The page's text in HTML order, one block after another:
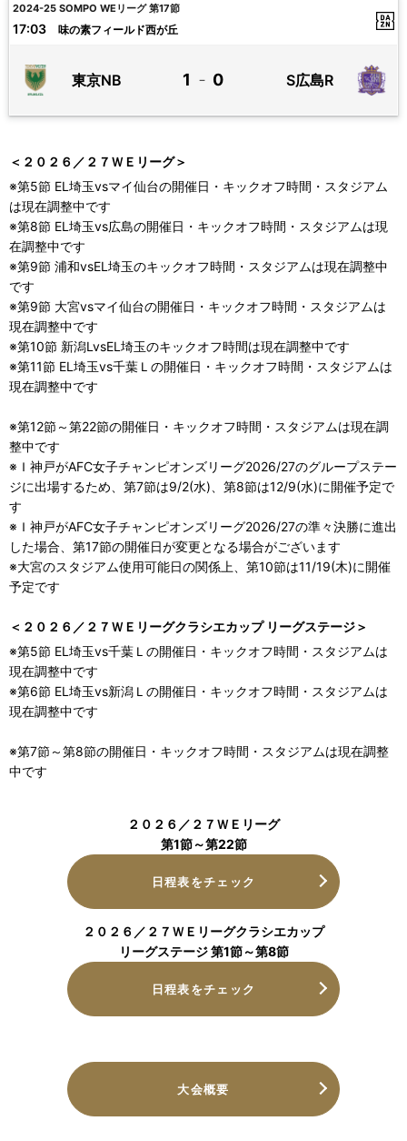
2024-25 SOMPO WEリーグ 第17節
17:03 味の素フィールド西が丘
東京NB 1 － 0 S広島R
＜２０２６／２７ＷＥリーグ＞
※第5節 EL埼玉vsマイ仙台の開催日・キックオフ時間・スタジアム
は現在調整中です
※第8節 EL埼玉vs広島の開催日・キックオフ時間・スタジアムは現
在調整中です
※第9節 浦和vsEL埼玉のキックオフ時間・スタジアムは現在調整中
です
※第9節 大宮vsマイ仙台の開催日・キックオフ時間・スタジアムは
現在調整中です
※第10節 新潟LvsEL埼玉のキックオフ時間は現在調整中です
※第11節 EL埼玉vs千葉Ｌの開催日・キックオフ時間・スタジアムは
現在調整中です
※第12節～第22節の開催日・キックオフ時間・スタジアムは現在調
整中です
※Ｉ神戸がAFC女子チャンピオンズリーグ2026/27のグループステー
ジに出場するため、第7節は9/2(水)、第8節は12/9(水)に開催予定で
す
※Ｉ神戸がAFC女子チャンピオンズリーグ2026/27の準々決勝に進出
した場合、第17節の開催日が変更となる場合がございます
※大宮のスタジアム使用可能日の関係上、第10節は11/19(木)に開催
予定です
＜２０２６／２７ＷＥリーグクラシエカップ リーグステージ＞
※第5節 EL埼玉vs千葉Ｌの開催日・キックオフ時間・スタジアムは
現在調整中です
※第6節 EL埼玉vs新潟Ｌの開催日・キックオフ時間・スタジアムは
現在調整中です
※第7節～第8節の開催日・キックオフ時間・スタジアムは現在調整
中です
２０２６／２７ＷＥリーグ
第1節～第22節
日程表をチェック
２０２６／２７ＷＥリーグクラシエカップ
リーグステージ 第1節～第8節
日程表をチェック
大会概要